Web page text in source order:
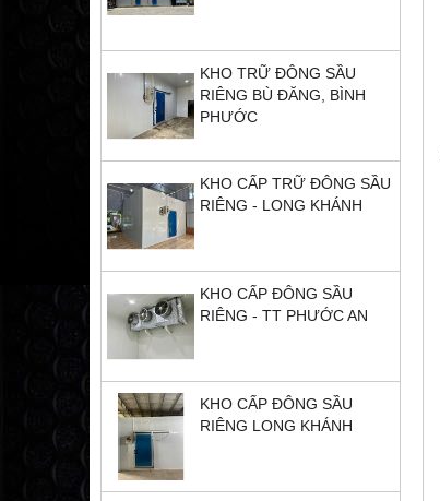
KHO TRỮ ĐÔNG SẦU
RIÊNG BÙ ĐĂNG, BÌNH
PHƯỚC
KHO CẤP TRỮ ĐÔNG SẦU
RIÊNG - LONG KHÁNH
KHO CẤP ĐÔNG SẦU
RIÊNG - TT PHƯỚC AN
KHO CẤP ĐÔNG SẦU
RIÊNG LONG KHÁNH